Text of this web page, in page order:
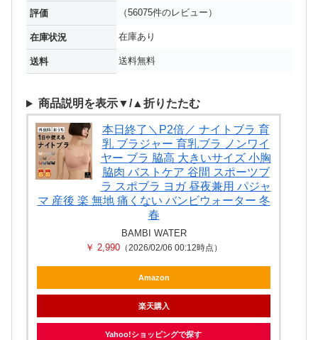
評価 （56075件のレビュー）
在庫状況 在庫あり
送料 送料無料
商品説明を表示▼/▲折りたたむ
本日終了＼P2倍／ ナイトブラ 育
乳 ブラジャー 育乳ブラ ノンワイ
ヤー ブラ 脇高 大きいサイズ 小胸
脇肉 バストケア 谷間 スポーツブ
ラ スポブラ ヨガ 昼夜兼用 パジャ
マ 産後 楽 無地 痛くない バンビウォーター 冬
春
BAMBI WATER
￥ 2,990 （2026/02/06 00:12時点）
Amazon
楽天購入
Yahoo!ショッピングで探す